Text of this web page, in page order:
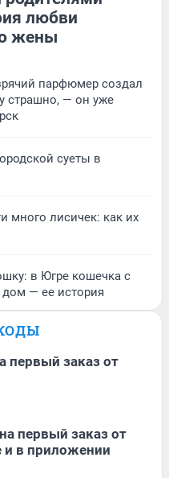
любви
жены
парфюмер создал
страшно, — он уже
суеты в
много лисичек: как их
в Югре кошечка с
— ее история
первый заказ от
первый заказ от
и в приложении